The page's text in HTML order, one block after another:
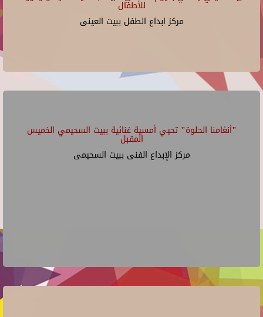
للأطفال
مركز ابداع الطفل ببيت العينى
"أنغامنا الحلوة" تحيي أمسية غنائية ببيت السحيمي الخميس
المقبل
مركز الإبداع الفنى ببيت السحيمى